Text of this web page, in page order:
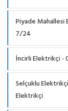
Piyade
7/24
İncirli Elektrikçi -
Selçuklu
Elektrikçi